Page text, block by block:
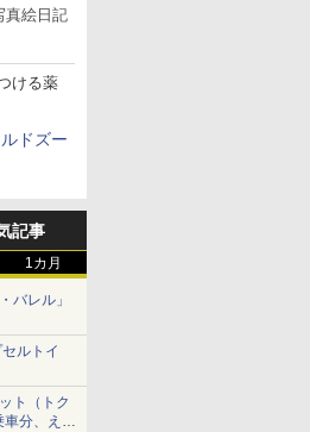
真絵日記
ける薬
ドズー
記事
1カ月
バレル」
ルトイ
ト（トク
車分、えき